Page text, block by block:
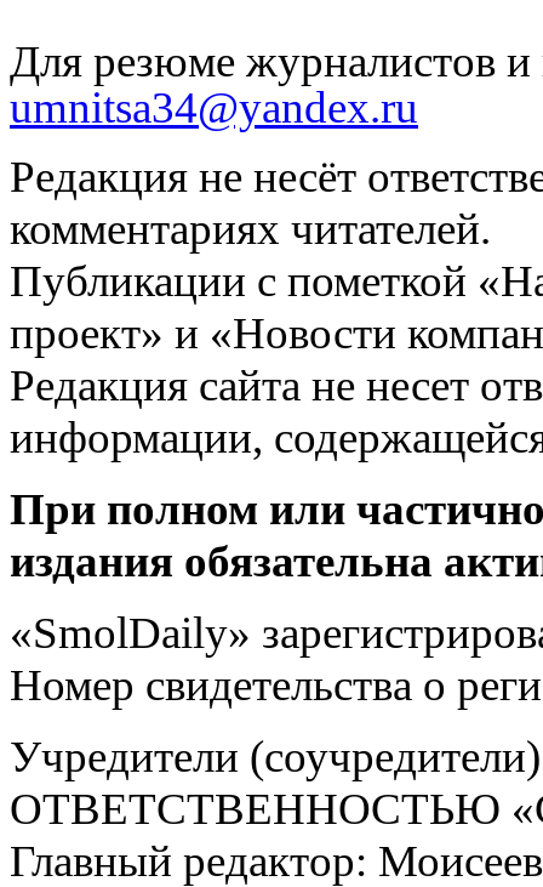
Для резюме журналистов и
umnitsa34@yandex.ru
Редакция не несёт
комментариях читателей.
Публикации с пометкой
проект» и «Новости
Редакция сайта не несет
информации,
При полном или
издания обязательна
«SmolDaily»
Номер свидетельства о
Учредители
ОТВЕТСТВЕННОСТЬЮ
Главный редактор: